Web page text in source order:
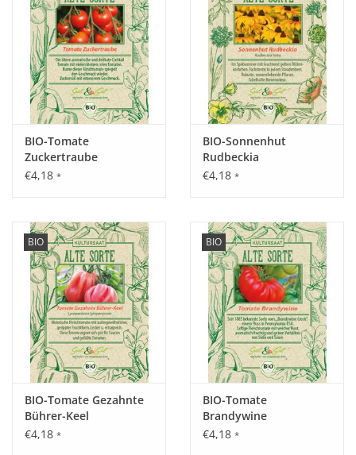
BIO-Tomate
Zuckertraube
€4,18 *
BIO-Sonnenhut
Rudbeckia
€4,18 *
BIO
BIO-Tomate Gezahnte
Bührer-Keel
€4,18 *
BIO
BIO-Tomate
Brandywine
€4,18 *